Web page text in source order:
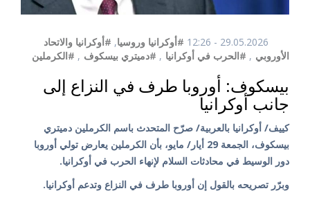
29.05.2026 - 12:26 #أوكرانيا وروسيا, #أوكرانيا والاتحاد
الأوروبي , #الحرب في أوكرانيا , #دميتري بيسكوف , #الكرملين
بيسكوف: أوروبا طرف في النزاع إلى
جانب أوكرانيا
كييف/ أوكرانيا بالعربية/ صرّح المتحدث باسم الكرملين دميتري
بيسكوف، الجمعة 29 أيار/ مايو، بأن الكرملين يعارض تولي أوروبا
دور الوسيط في محادثات السلام لإنهاء الحرب في أوكرانيا.
وبرّر تصريحه بالقول إن أوروبا طرف في النزاع وتدعم أوكرانيا.